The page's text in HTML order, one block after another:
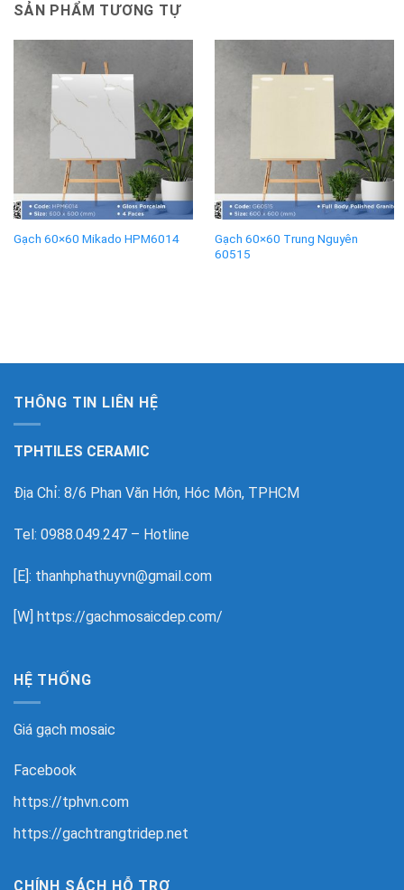
SẢN PHẨM TƯƠNG TỰ
Gạch 60×60 Mikado HPM6014
Gạch 60×60 Trung Nguyên
60515
THÔNG TIN LIÊN HỆ
TPHTILES CERAMIC
Địa Chỉ: 8/6 Phan Văn Hớn, Hóc Môn, TPHCM
Tel: 0988.049.247 – Hotline
[E]: thanhphathuyvn@gmail.com
[W] https://gachmosaicdep.com/
HỆ THỐNG
Giá gạch mosaic
Facebook
https://tphvn.com
https://gachtrangtridep.net
CHÍNH SÁCH HỖ TRỢ